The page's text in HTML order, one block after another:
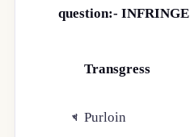
question:- INFRINGE
Transgress
খ Purloin